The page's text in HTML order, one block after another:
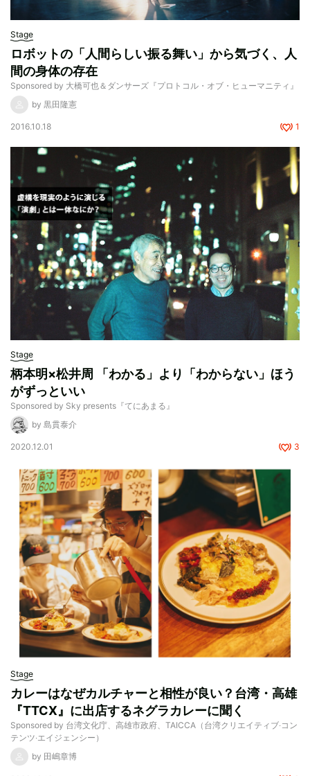
Stage
ロボットの「人間らしい振る舞い」から気づく、人
間の身体の存在
Sponsored by 大橋可也＆ダンサーズ『プロトコル・オブ・ヒューマニティ』
by 黒田隆憲
2016.10.18 1
Stage
柄本明×松井周 「わかる」より「わからない」ほう
がずっといい
Sponsored by Sky presents『てにあまる』
by 島貫泰介
2020.12.01 3
Stage
カレーはなぜカルチャーと相性が良い？台湾・高雄
『TTCX』に出店するネグラカレーに聞く
Sponsored by 台湾文化庁、高雄市政府、TAICCA（台湾クリエイティブ‧コン
テンツ‧エイジェンシー）
by 田嶋章博